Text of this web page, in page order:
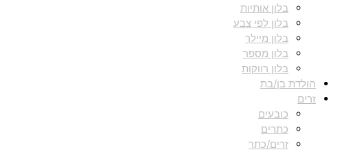
בלון אותיות
בלון לפי צבע
בלון מיילר
בלון מספר
בלון רווקות
הולדת בן/בת
זרים
כובעים
כתרים
זרים/כתר